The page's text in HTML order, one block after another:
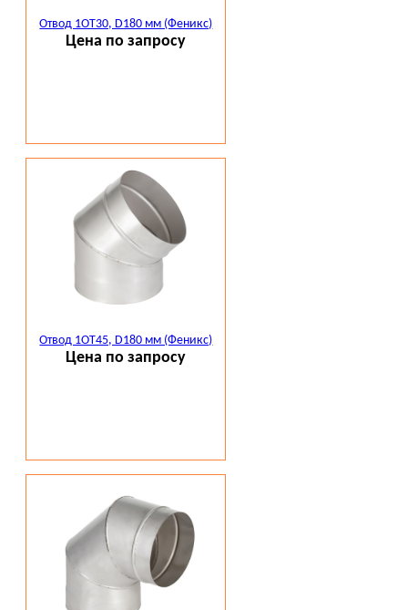
Отвод 1ОТ30, D180 мм (Феникс)
Цена по запросу
Отвод 1ОТ45, D180 мм (Феникс)
Цена по запросу